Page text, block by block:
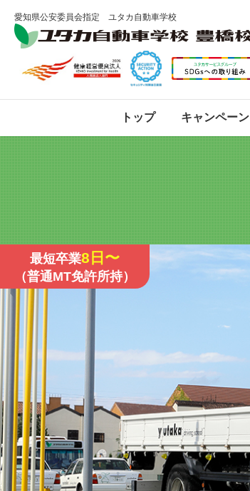
愛知県公安委員会指定 ユタカ自動車学校
トップ キャンペーン
中型二種
中型二種
最短卒業8日〜
（普通MT免許所持）